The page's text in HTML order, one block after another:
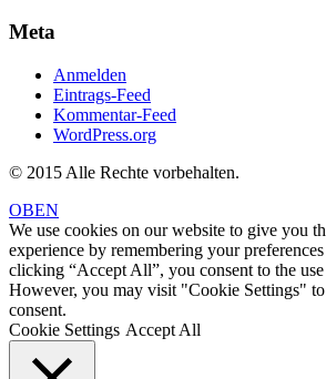
Meta
Anmelden
Eintrags-Feed
Kommentar-Feed
WordPress.org
© 2015 Alle Rechte vorbehalten.
OBEN
We use cookies on our website to give you
experience by remembering your
clicking “Accept All”, you consent to the
However, you may visit "Cookie Settings"
consent.
Cookie Settings Accept All